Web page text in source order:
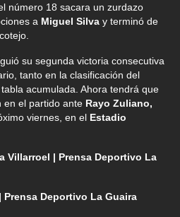
número 18 sacara un zurdazo
a Miguel Silva y terminó de
su segunda victoria consecutiva
tanto en la clasificación del
acumulada. Ahora tendrá que
en el partido ante Rayo Zuliano,
viernes, en el Estadio
Villarroel | Prensa Deportivo La
Deportivo La Guaira